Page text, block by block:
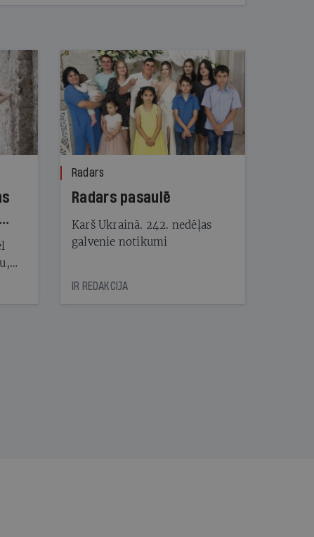
Radars
Radars pasaulē
Karš Ukrainā. 242. nedēļas
galvenie notikumi
IR REDAKCIJA